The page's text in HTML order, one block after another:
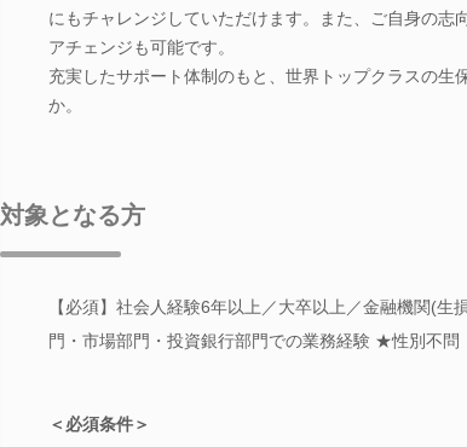
にもチャレンジしていただけます。また、ご自身の志
アチェンジも可能です。
充実したサポート体制のもと、世界トップクラスの生
か。
対象となる方
【必須】社会人経験6年以上／大卒以上／金融機関(
門・市場部門・投資銀行部門での業務経験 ★性別不問
＜必須条件＞